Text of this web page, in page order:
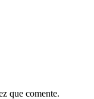
que comente.